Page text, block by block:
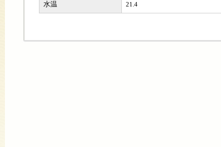
水温 21.4